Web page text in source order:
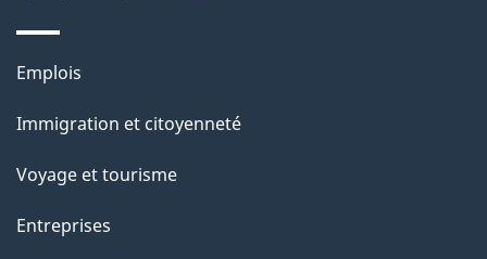
s
u
e
t
Thèmes
sujets
Emplois
Immigration et citoyenneté
Voyage et tourisme
Entreprises